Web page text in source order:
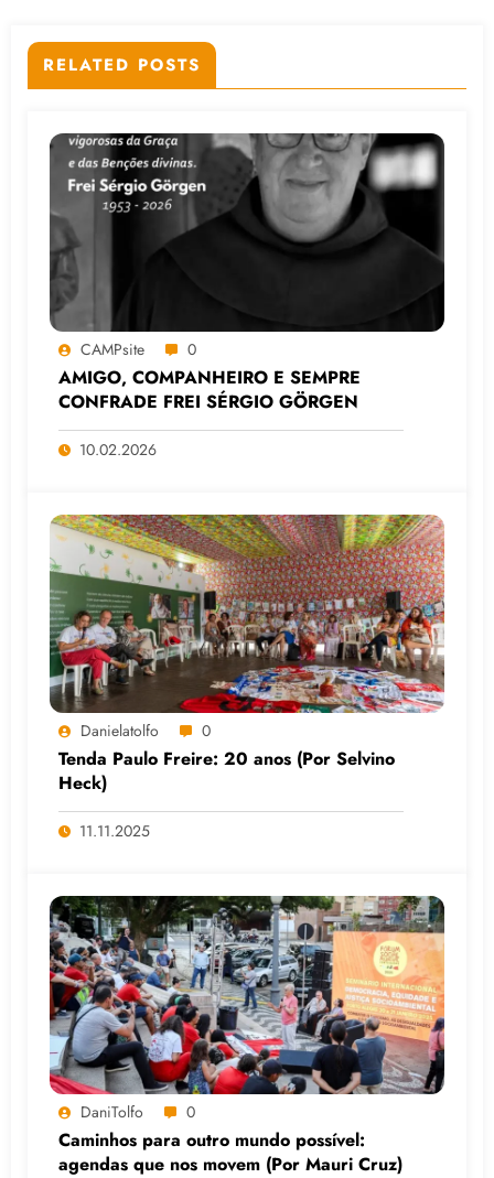
RELATED POSTS
CAMPsite 0
AMIGO, COMPANHEIRO E SEMPRE
CONFRADE FREI SÉRGIO GÖRGEN
10.02.2026
Danielatolfo 0
Tenda Paulo Freire: 20 anos (Por Selvino
Heck)
11.11.2025
DaniTolfo 0
Caminhos para outro mundo possível:
agendas que nos movem (Por Mauri Cruz)